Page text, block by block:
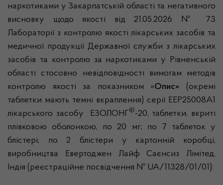
наркотиками у Закарпатській області та негативного
висновку щодо якості від 21.05.2026 № 73
Лабораторії з контролю якості лікарських засобів та
медичної продукції Державної служби з лікарських
засобів та контролю за наркотиками у Рівненській
області стосовно невідповідності вимогам методів
контролю якості за показником «Опис»(окремі
таблетки мають темні вкраплення) серії ЕЕР25008А1
лікарського засобу ЕЗОЛОНГ ®-20, таблетки, вкриті
плівковою оболонкою, по 20 мг; по 7 таблеток у
блістері; по 2 блістери у картонній коробці,
виробництва Евертоджен Лайф Саєнсиз Лімітед,
Індія (реєстраційне посвідчення № UA/11328/01/01):